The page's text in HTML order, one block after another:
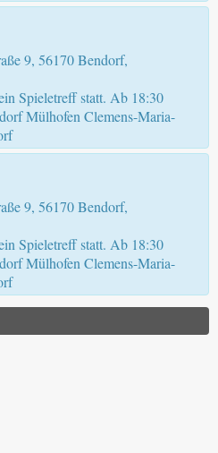
9, 56170 Bendorf,
Spieletreff statt. Ab 18:30
Mülhofen Clemens-Maria-
9, 56170 Bendorf,
Spieletreff statt. Ab 18:30
Mülhofen Clemens-Maria-